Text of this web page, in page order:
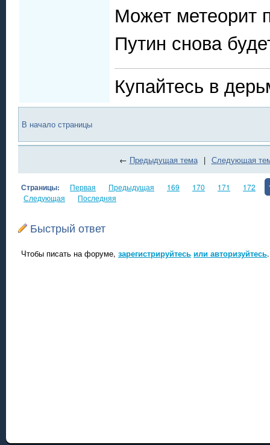
Может метеорит
Путин снова
Купайтесь в
В начало страницы
← Предыдущая тема | Следующая
Страницы: Первая Предыдущая 169 170 171 172
Следующая
Последняя
Быстрый ответ
Чтобы писать на форуме, зарегистрируйтесь или авторизуйтесь.